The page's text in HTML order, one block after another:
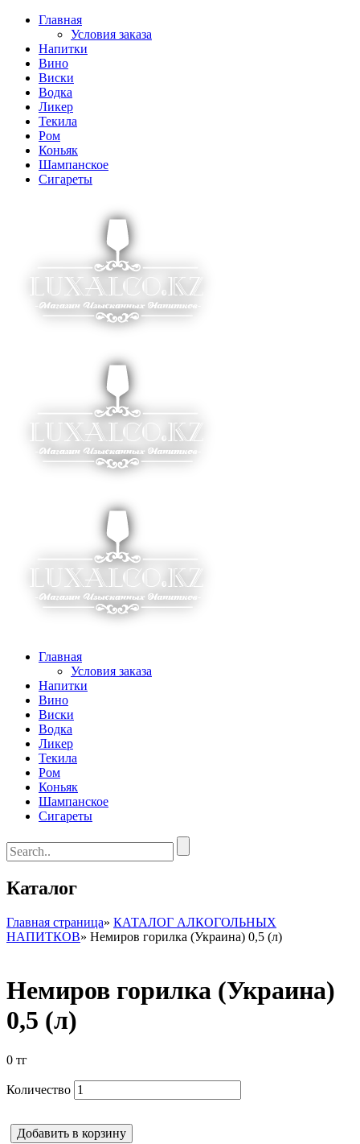
Главная
Условия заказа
Напитки
Вино
Виски
Водка
Ликер
Текила
Ром
Коньяк
Шампанское
Сигареты
Главная
Условия заказа
Напитки
Вино
Виски
Водка
Ликер
Текила
Ром
Коньяк
Шампанское
Сигареты
Каталог
Главная страница» КАТАЛОГ АЛКОГОЛЬНЫХ
НАПИТКОВ» Немиров горилка (Украина) 0,5 (л)
Немиров горилка (Украина)
0,5 (л)
0 тг
Количество
Добавить в корзину